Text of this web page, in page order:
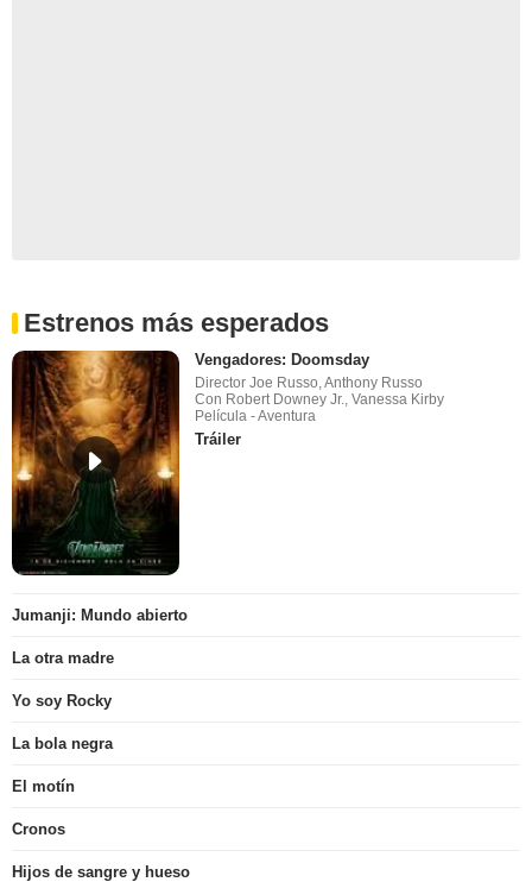
Estrenos más esperados
Vengadores: Doomsday
Director Joe Russo, Anthony Russo
Con Robert Downey Jr., Vanessa Kirby
Película - Aventura
Tráiler
Jumanji: Mundo abierto
La otra madre
Yo soy Rocky
La bola negra
El motín
Cronos
Hijos de sangre y hueso